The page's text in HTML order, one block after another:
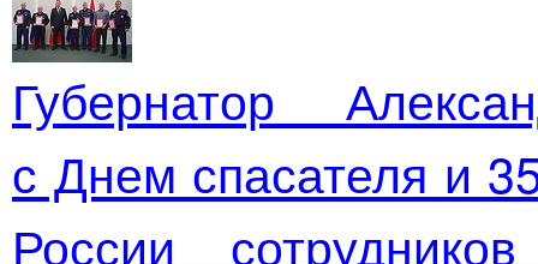
Губернатор
с Днем спасателя и
России